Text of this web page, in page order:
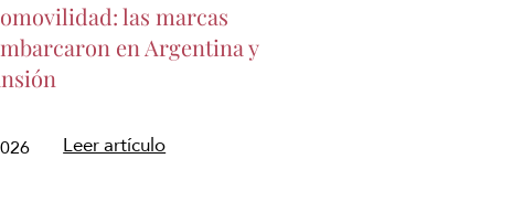
las marcas
en Argentina y
Leer artículo